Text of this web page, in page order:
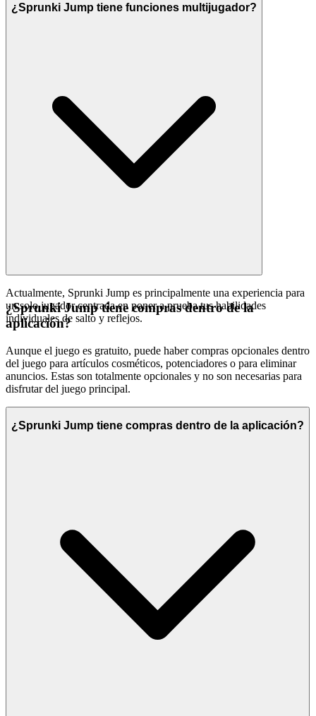
¿Sprunki Jump tiene funciones multijugador?
Actualmente, Sprunki Jump es principalmente una experiencia para
un solo jugador centrada en poner a prueba tus habilidades
individuales de salto y reflejos.
¿Sprunki Jump tiene compras dentro de la
aplicación?
Aunque el juego es gratuito, puede haber compras opcionales dentro
del juego para artículos cosméticos, potenciadores o para eliminar
anuncios. Estas son totalmente opcionales y no son necesarias para
disfrutar del juego principal.
¿Sprunki Jump tiene compras dentro de la aplicación?